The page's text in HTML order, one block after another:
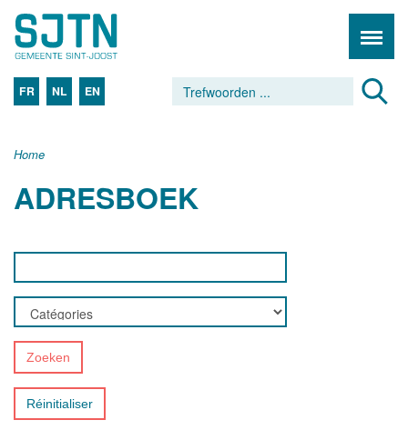
FR NL EN
Home
ADRESBOEK
Zoeken
Réinitialiser